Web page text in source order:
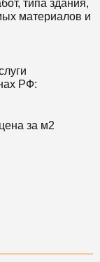
типа здания,
материалов и
РФ:
за м2